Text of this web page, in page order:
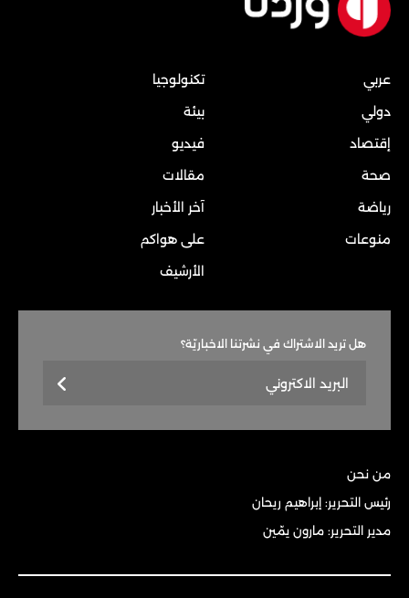
عربي
دولي
إقتصاد
صحة
رياضة
منوعات
تكنولوجيا
بيئة
فيديو
مقالات
آخر الأخبار
على هواكم
الأرشيف
هل تريد الاشتراك في نشرتنا الاخباريّة؟
من نحن
رئيس التحرير: إبراهيم ريحان
مدير التحرير: مارون يمّين